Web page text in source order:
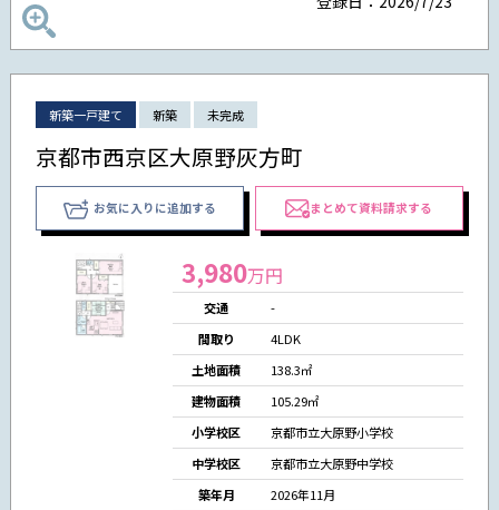
新築一戸建て 新築 未完成
京都市西京区大原野灰方町
お気に入りに追加する まとめて資料請求する
3,980万円
交通
-
間取り
4LDK
土地面積
138.3㎡
建物面積
105.29㎡
小学校区
京都市立大原野小学校
中学校区
京都市立大原野中学校
築年月
2026年11月